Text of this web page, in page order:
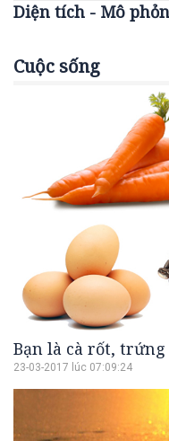
Diện tích - Mô
Cuộc sống
Bạn là cà rốt, trứng
23-03-2017 lúc 07:09:24